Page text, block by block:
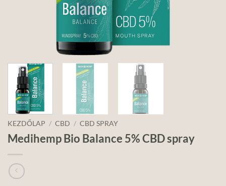
KEZDŐLAP / CBD / CBD SPRAY
Medihemp Bio Balance 5% CBD spray